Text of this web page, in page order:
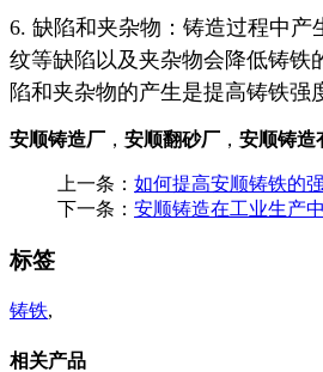
6. 缺陷和夹杂物：铸造过程中产
纹等缺陷以及夹杂物会降低铸铁
陷和夹杂物的产生是提高铸铁强
安顺铸造厂 ， 安顺翻砂厂 ， 安顺铸造
上一条： 如何提高安顺铸铁的
下一条： 安顺铸造在工业生产
标签
铸铁,
相关产品